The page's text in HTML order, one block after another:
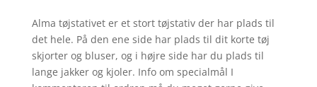
Alma tøjstativet er et stort tøjstativ der har plads til
det hele. På den ene side har plads til dit korte tøj
skjorter og bluser, og i højre side har du plads til
lange jakker og kjoler. Info om specialmål I